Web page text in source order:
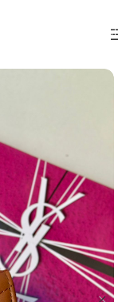
Skip to main content